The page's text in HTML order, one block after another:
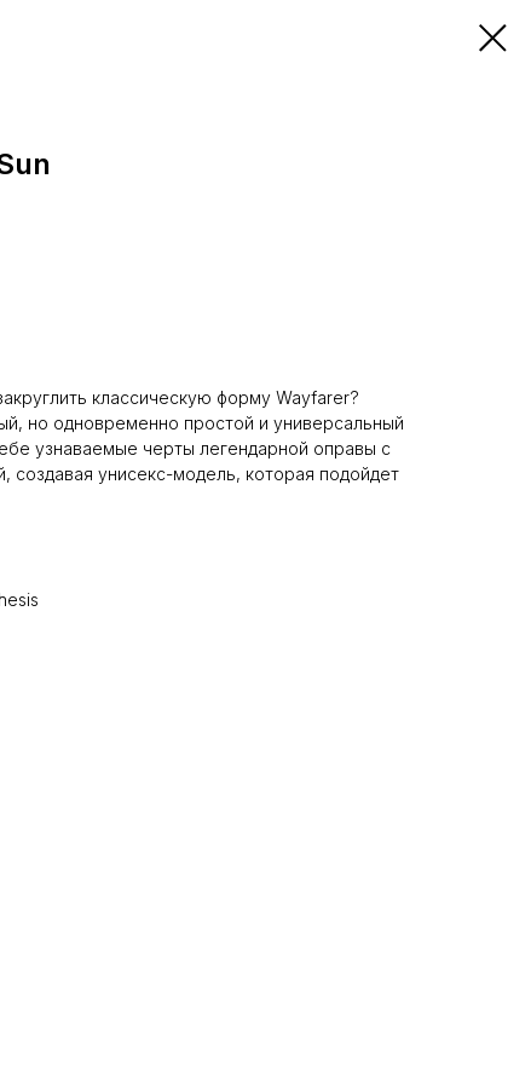
классическую форму Wayfarer?
но одновременно простой и универсальный
узнаваемые черты легендарной оправы с
создавая унисекс-модель, которая подойдет